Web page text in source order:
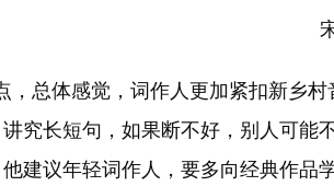
总体感觉，词作人更加紧扣新乡村
究长短句，如果断不好，别人可
建议年轻词作人，要多向经典作品